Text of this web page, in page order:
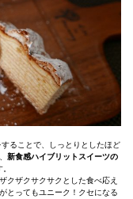
することで、しっとりとしたほど
新食感ハイブリットスイーツの
クザクサクサクとした食べ応え
とってもユニーク！クセになる